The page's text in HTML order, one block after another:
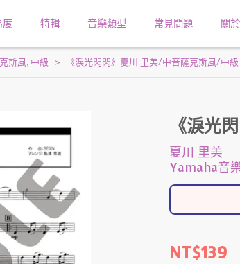
度 特輯 音樂類型 常見問題 關
斯風 中級 《淚光閃閃》夏川 里美/中音薩克斯風/中級
《淚光
夏川 里美
Yamaha音
NT$139